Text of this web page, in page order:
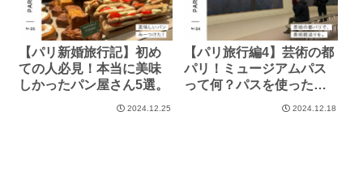
【パリ新婚旅行記】初め
ての人必見！本当に美味
しかったパン屋さん5選。
2024.12.25
【パリ旅行編4】芸術の都
パリ！ミュージアムパス
って何？パスを使った実
2024.12.18